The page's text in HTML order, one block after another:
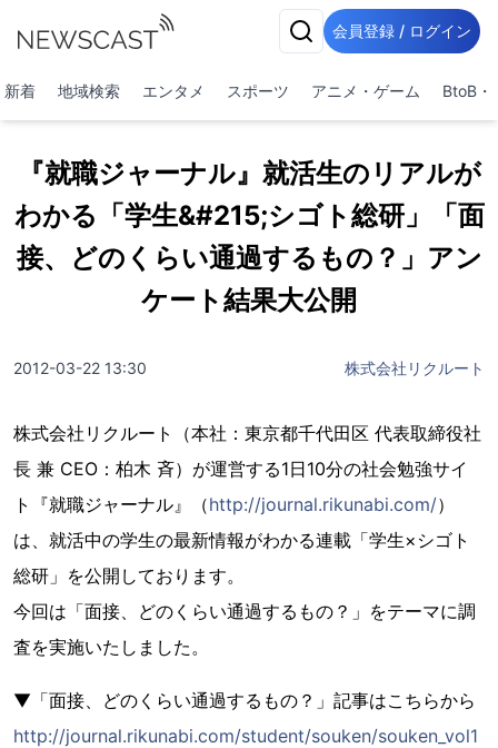
会員登録 / ログイン
新着 地域検索 エンタメ スポーツ アニメ・ゲーム BtoB・
『就職ジャーナル』就活生のリアルが
わかる「学生&#215;シゴト総研」「面
接、どのくらい通過するもの？」アン
ケート結果大公開
2012-03-22 13:30 株式会社リクルート
株式会社リクルート（本社：東京都千代田区 代表取締役社
長 兼 CEO：柏木 斉）が運営する1日10分の社会勉強サイ
ト『就職ジャーナル』（http://journal.rikunabi.com/）
は、就活中の学生の最新情報がわかる連載「学生×シゴト
総研」を公開しております。
今回は「面接、どのくらい通過するもの？」をテーマに調
査を実施いたしました。
▼「面接、どのくらい通過するもの？」記事はこちらから
http://journal.rikunabi.com/student/souken/souken_vol1